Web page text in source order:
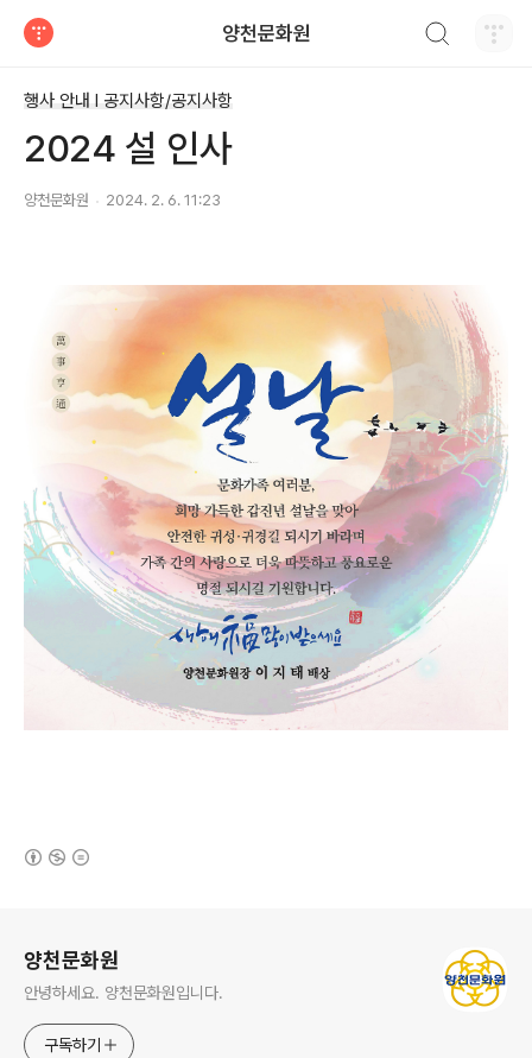
양천문화원
행사 안내 Ι 공지사항/공지사항
2024 설 인사
양천문화원 2024. 2. 6. 11:23
양천문화원
안녕하세요. 양천문화원입니다.
구독하기